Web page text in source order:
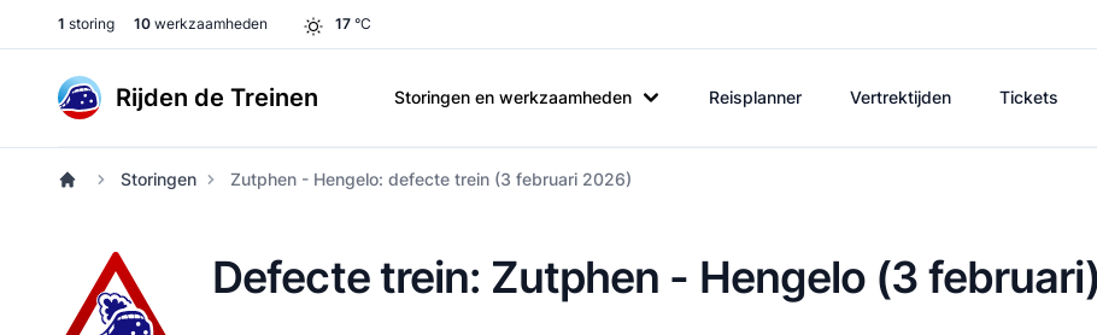
1 storing 10 werkzaamheden 17 °C
Rijden de Treinen Storingen en werkzaamheden Reisplanner Vertrektijden Tickets
Storingen Zutphen - Hengelo: defecte trein (3 februari 2026)
Defecte trein: Zutphen - Hengelo (3 februari)